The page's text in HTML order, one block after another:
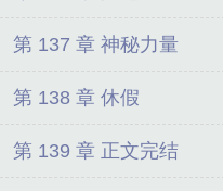
第 137 章 神秘力量
第 138 章 休假
第 139 章 正文完结